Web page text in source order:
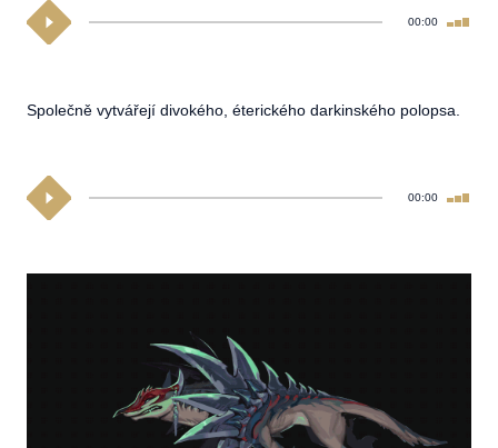
00:00
Společně vytvářejí divokého, éterického darkinského polopsa.
00:00